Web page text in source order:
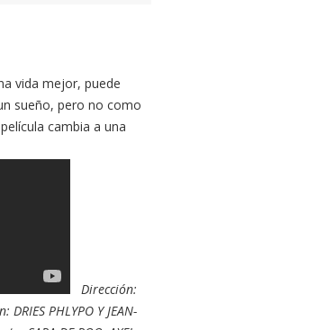
vida mejor, puede
sueño, pero no como
cambia a una
Dirección:
DRIES PHLYPO Y JEAN-